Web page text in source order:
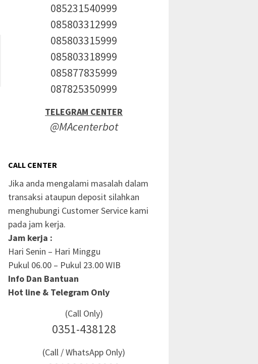
085231540999
085803312999
085803315999
085803318999
085877835999
087825350999
TELEGRAM CENTER
@MAcenterbot
CALL CENTER
Jika anda mengalami masalah dalam
transaksi ataupun deposit silahkan
menghubungi Customer Service kami
pada jam kerja.
Jam kerja :
Hari Senin – Hari Minggu
Pukul 06.00 – Pukul 23.00 WIB
Info Dan Bantuan
Hot line & Telegram Only
(Call Only)
0351-438128
(Call / WhatsApp Only)